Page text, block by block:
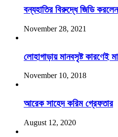
বন্যহাতির বিরুদ্ধে জিডি
November 28, 2021
লোহাগাড়ায় মানবসৃষ্ট কারণেই
November 10, 2018
আরেক সাহেদ করিম গ্রেফতার
August 12, 2020